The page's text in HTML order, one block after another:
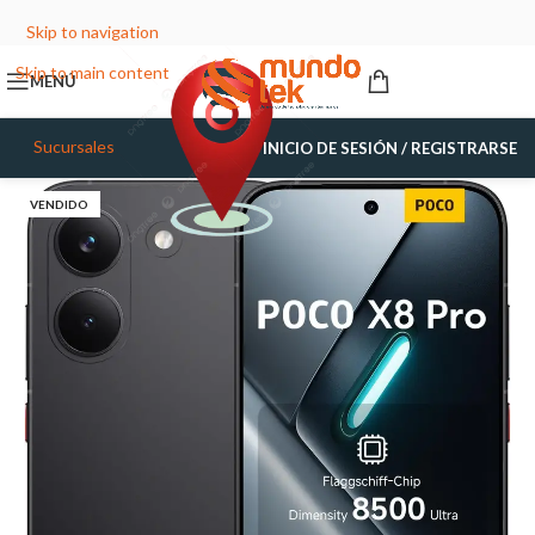
Skip to navigation
Skip to main content
MENÚ
Sucursales INICIO DE SESIÓN / REGISTRARSE
VENDIDO